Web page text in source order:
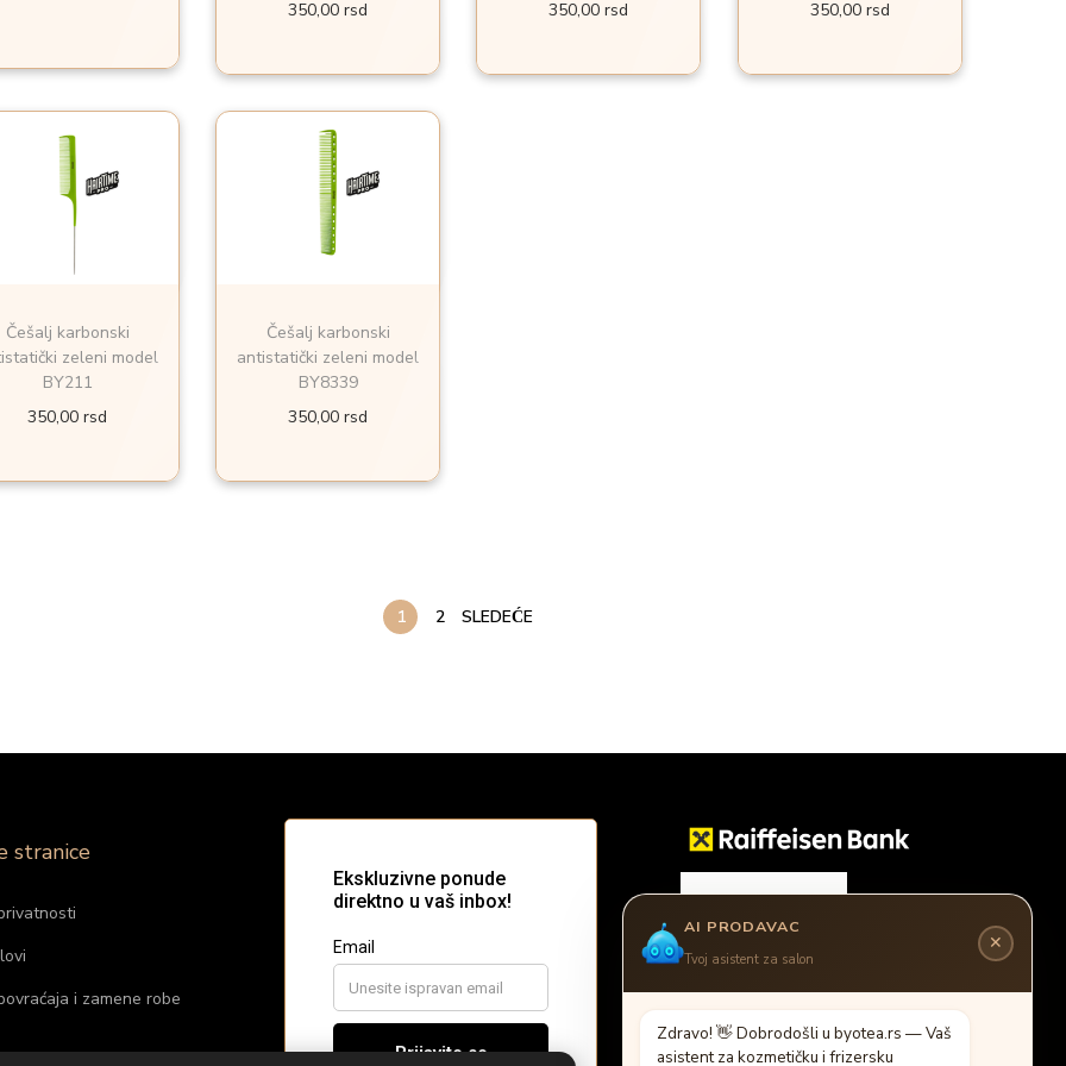
350,00rsd 350,00rsd 350,00 rsd
Češalj karbonski
zeleni model
BY211
350,00 rsd
Češalj karbonski
antistatički zeleni model
BY8339
350,00rsd
1 2 SLEDEĆE
stranice
i zamene robe
AI PRODAVAC
Tvoj asistent za salon
✕
Zdravo! Dobrodošli u byotea.rs —Vaš
asistent za kozmetičku i frizersku